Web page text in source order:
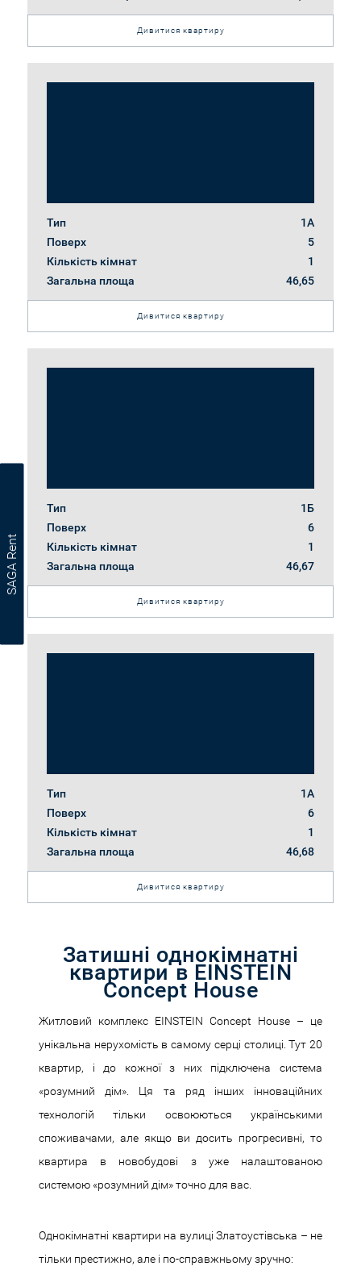
SAGA Rent
Дивитися квартиру
Тип
1А
Поверх
5
Кількість кімнат
1
Загальна площа
46,65
Дивитися квартиру
Тип
1Б
Поверх
6
Кількість кімнат
1
Загальна площа
46,67
Дивитися квартиру
Тип
1А
Поверх
6
Кількість кімнат
1
Загальна площа
46,68
Дивитися квартиру
Затишні однокімнатні
квартири в EINSTEIN
Concept House
Житловий комплекс EINSTEIN Concept House – це
унікальна нерухомість в самому серці столиці. Тут 20
квартир, і до кожної з них підключена система
«розумний дім». Ця та ряд інших інноваційних
технологій тільки освоюються українськими
споживачами, але якщо ви досить прогресивні, то
квартира в новобудові з уже налаштованою
системою «розумний дім» точно для вас.
Однокімнатні квартири на вулиці Златоустівська – не
тільки престижно, але і по-справжньому зручно: